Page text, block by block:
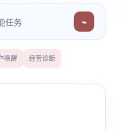
任务